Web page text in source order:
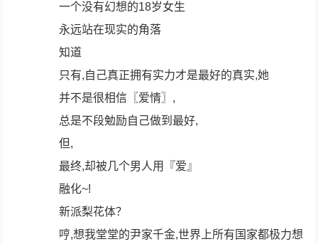
一个没有幻想的18岁女生
永远站在现实的角落
知道
只有,自己真正拥有实力才是最好的真实,她
并不是很相信〖爱情〗,
总是不段勉励自己做到最好,
但,
最终,却被几个男人用『爱』
融化~!
新派梨花体？
哼,想我堂堂的尹家千金,世界上所有国家都极力想